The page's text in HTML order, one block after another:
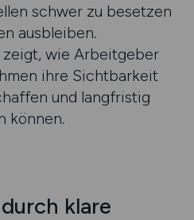
schwer zu besetzen
ausbleiben.
zeigt, wie Arbeitgeber
ihre Sichtbarkeit
und langfristig
können.
klare